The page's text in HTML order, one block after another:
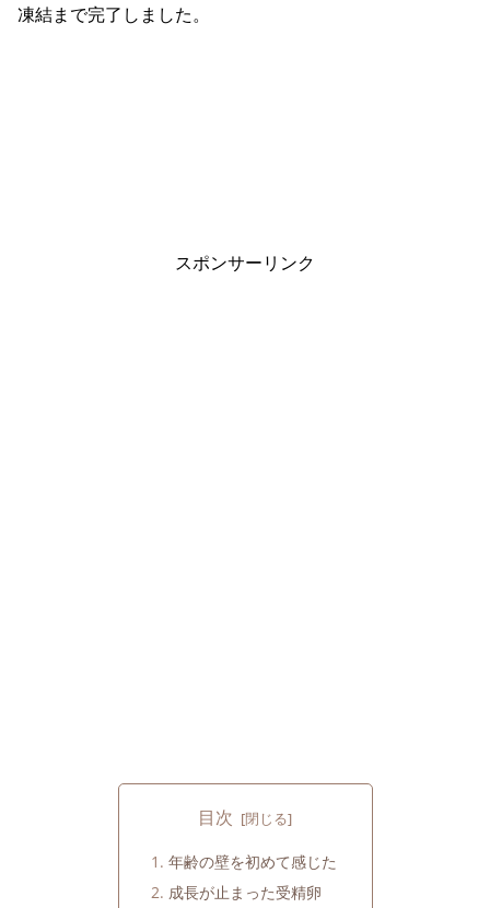
凍結まで完了しました。
スポンサーリンク
目次
年齢の壁を初めて感じた
成長が止まった受精卵